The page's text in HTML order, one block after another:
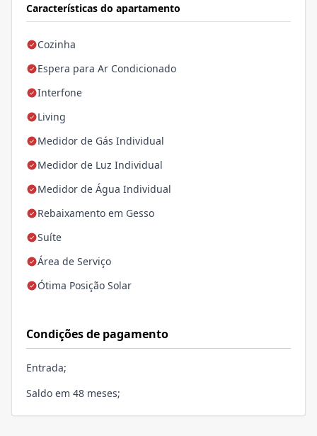
Características do apartamento
Cozinha
Espera para Ar Condicionado
Interfone
Living
Medidor de Gás Individual
Medidor de Luz Individual
Medidor de Água Individual
Rebaixamento em Gesso
Suíte
Área de Serviço
Ótima Posição Solar
Condições de pagamento
Entrada;
Saldo em 48 meses;